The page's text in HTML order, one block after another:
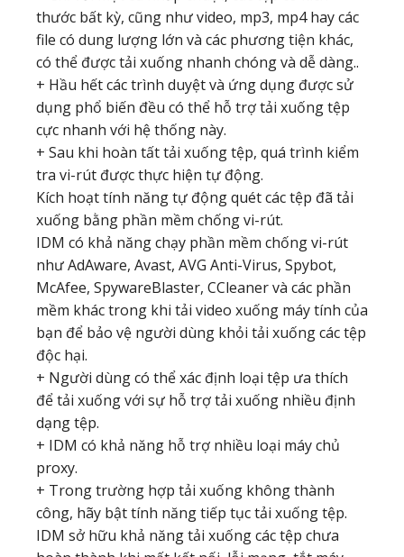
thước bất kỳ, cũng như video, mp3, mp4 hay các
file có dung lượng lớn và các phương tiện khác,
có thể được tải xuống nhanh chóng và dễ dàng..
+ Hầu hết các trình duyệt và ứng dụng được sử
dụng phổ biến đều có thể hỗ trợ tải xuống tệp
cực nhanh với hệ thống này.
+ Sau khi hoàn tất tải xuống tệp, quá trình kiểm
tra vi-rút được thực hiện tự động.
Kích hoạt tính năng tự động quét các tệp đã tải
xuống bằng phần mềm chống vi-rút.
IDM có khả năng chạy phần mềm chống vi-rút
như AdAware, Avast, AVG Anti-Virus, Spybot,
McAfee, SpywareBlaster, CCleaner và các phần
mềm khác trong khi tải video xuống máy tính của
bạn để bảo vệ người dùng khỏi tải xuống các tệp
độc hại.
+ Người dùng có thể xác định loại tệp ưa thích
để tải xuống với sự hỗ trợ tải xuống nhiều định
dạng tệp.
+ IDM có khả năng hỗ trợ nhiều loại máy chủ
proxy.
+ Trong trường hợp tải xuống không thành
công, hãy bật tính năng tiếp tục tải xuống tệp.
IDM sở hữu khả năng tải xuống các tệp chưa